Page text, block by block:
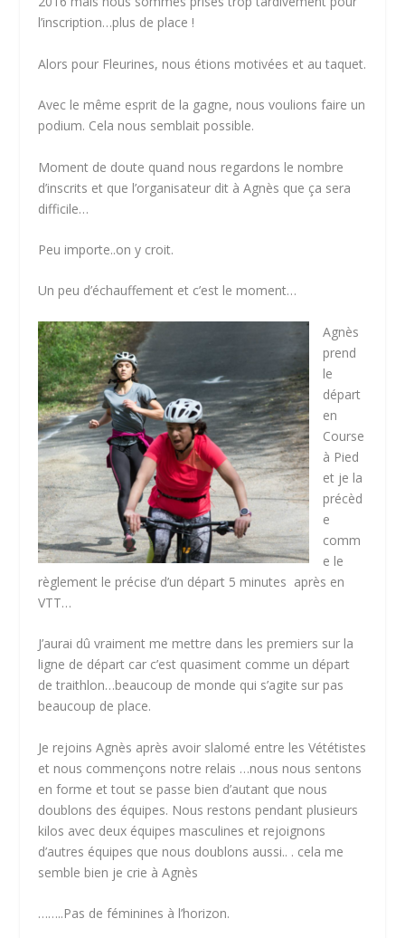
l’inscription…plus de place !
Alors pour Fleurines, nous étions motivées et au taquet.
Avec le même esprit de la gagne, nous voulions faire un
podium. Cela nous semblait possible.
Moment de doute quand nous regardons le nombre
d’inscrits et que l’organisateur dit à Agnès que ça sera
difficile…
Peu importe..on y croit.
Un peu d’échauffement et c’est le moment…
Agnès
prend
le
départ
en
Course
à Pied
et je la
précèd
e
comm
e le
règlement le précise d’un départ 5 minutes après en
VTT…
J’aurai dû vraiment me mettre dans les premiers sur la
ligne de départ car c’est quasiment comme un départ
de traithlon…beaucoup de monde qui s’agite sur pas
beaucoup de place.
Je rejoins Agnès après avoir slalomé entre les Vététistes
et nous commençons notre relais …nous nous sentons
en forme et tout se passe bien d’autant que nous
doublons des équipes. Nous restons pendant plusieurs
kilos avec deux équipes masculines et rejoignons
d’autres équipes que nous doublons aussi.. . cela me
semble bien je crie à Agnès
……..Pas de féminines à l’horizon.